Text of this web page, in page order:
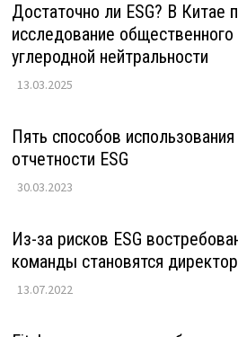
Достаточно ли ESG? В Китае
исследование общественного
углеродной нейтральности
13.03.2025
Пять способов
отчетности ESG
30.03.2023
Из-за рисков ESG
команды становятся
13.07.2022